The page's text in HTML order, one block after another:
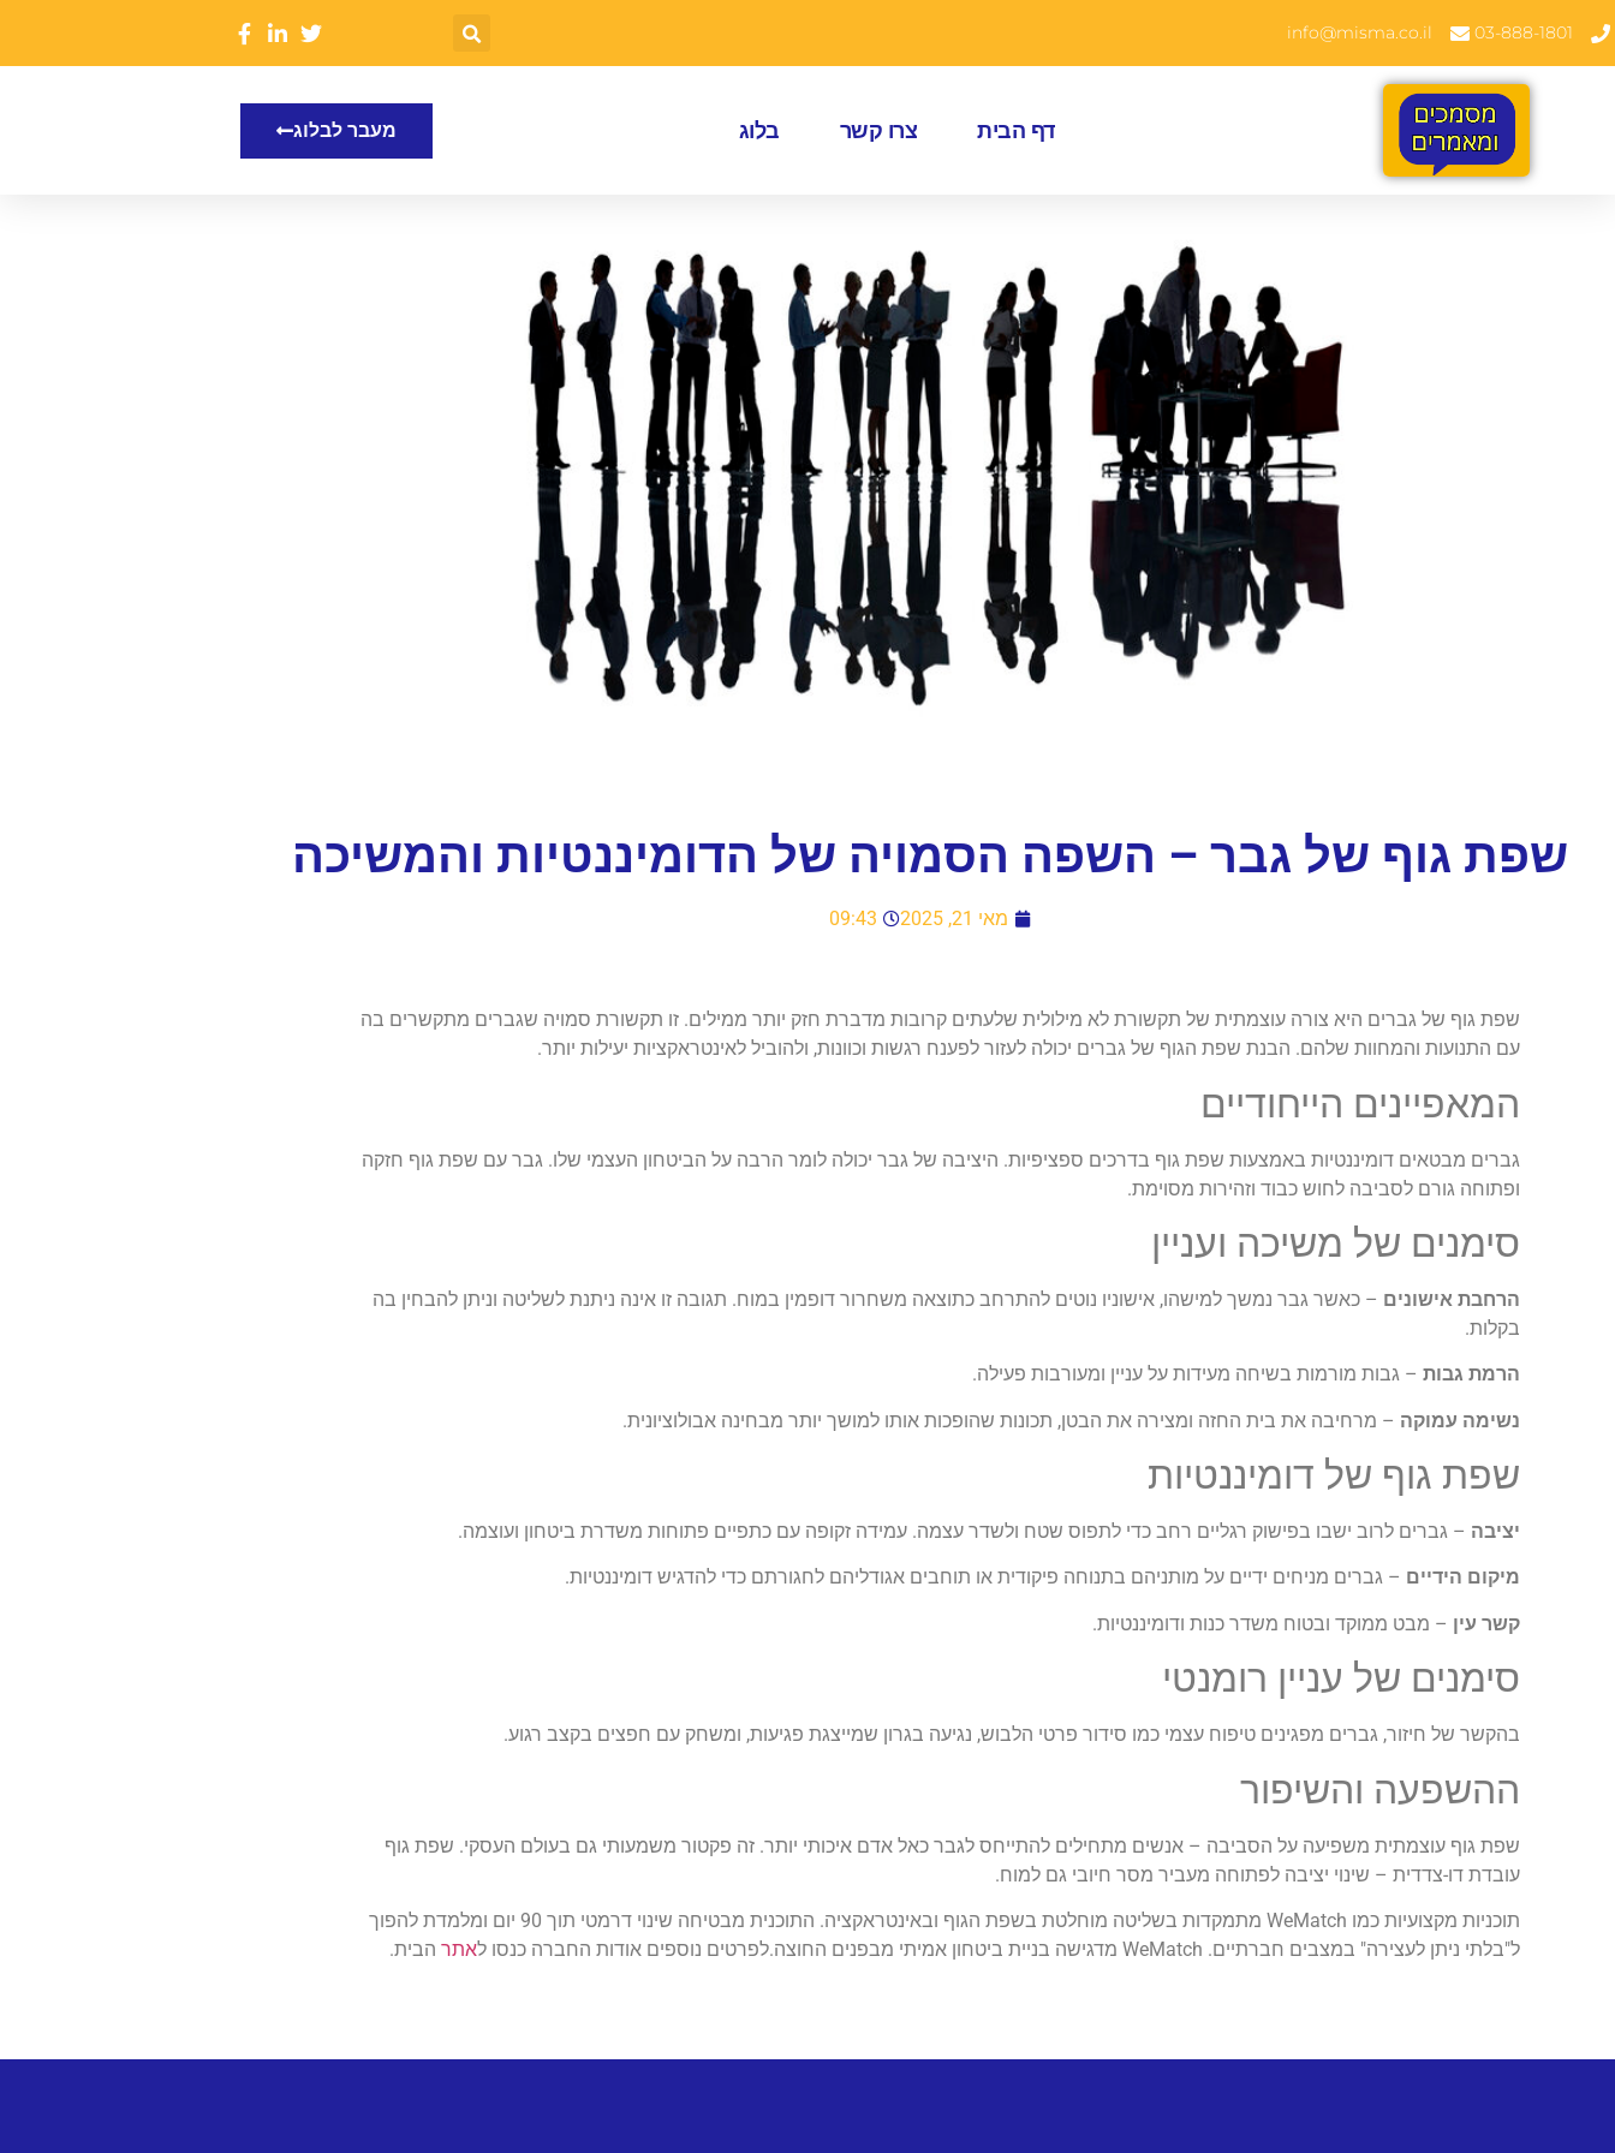
03-888-1801
info@misma.co.il
דף הבית צרו קשר בלוג מעבר לבלוג
שפת גוף של גבר – השפה הסמויה של הדומיננטיות והמשיכה
מאי 21, 2025 09:43
שפת גוף של גברים היא צורה עוצמתית של תקשורת לא מילולית שלעתים קרובות מדברת חזק יותר ממילים. זו תקשורת סמויה שגברים מתקשרים בה
עם התנועות והמחוות שלהם. הבנת שפת הגוף של גברים יכולה לעזור לפענח רגשות וכוונות, ולהוביל לאינטראקציות יעילות יותר.
המאפיינים הייחודיים
גברים מבטאים דומיננטיות באמצעות שפת גוף בדרכים ספציפיות. היציבה של גבר יכולה לומר הרבה על הביטחון העצמי שלו. גבר עם שפת גוף חזקה
ופתוחה גורם לסביבה לחוש כבוד וזהירות מסוימת.
סימנים של משיכה ועניין
הרחבת אישונים – כאשר גבר נמשך למישהו, אישוניו נוטים להתרחב כתוצאה משחרור דופמין במוח. תגובה זו אינה ניתנת לשליטה וניתן להבחין בה
בקלות.
הרמת גבות – גבות מורמות בשיחה מעידות על עניין ומעורבות פעילה.
נשימה עמוקה – מרחיבה את בית החזה ומצירה את הבטן, תכונות שהופכות אותו למושך יותר מבחינה אבולוציונית.
שפת גוף של דומיננטיות
יציבה – גברים לרוב ישבו בפישוק רגליים רחב כדי לתפוס שטח ולשדר עצמה. עמידה זקופה עם כתפיים פתוחות משדרת ביטחון ועוצמה.
מיקום הידיים – גברים מניחים ידיים על מותניהם בתנוחה פיקודית או תוחבים אגודליהם לחגורתם כדי להדגיש דומיננטיות.
קשר עין – מבט ממוקד ובטוח משדר כנות ודומיננטיות.
סימנים של עניין רומנטי
בהקשר של חיזור, גברים מפגינים טיפוח עצמי כמו סידור פרטי הלבוש, נגיעה בגרון שמייצגת פגיעות, ומשחק עם חפצים בקצב רגוע.
ההשפעה והשיפור
שפת גוף עוצמתית משפיעה על הסביבה – אנשים מתחילים להתייחס לגבר כאל אדם איכותי יותר. זה פקטור משמעותי גם בעולם העסקי. שפת גוף
עובדת דו-צדדית – שינוי יציבה לפתוחה מעביר מסר חיובי גם למוח.
תוכניות מקצועיות כמו WeMatch מתמקדות בשליטה מוחלטת בשפת הגוף ובאינטראקציה. התוכנית מבטיחה שינוי דרמטי תוך 90 יום ומלמדת להפוך
ל"בלתי ניתן לעצירה" במצבים חברתיים. WeMatch מדגישה בניית ביטחון אמיתי מבפנים החוצה.לפרטים נוספים אודות החברה כנסו ל
אתר הבית.